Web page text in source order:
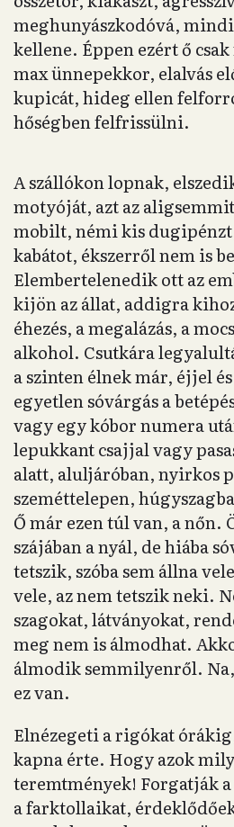
meghunyászkodóvá,
kellene. Éppen ezért ő
max ünnepekkor, elalvás
kupicát, hideg ellen
hőségben felfrissülni.
A szállókon lopnak,
motyóját, azt az
mobilt, némi kis
kabátot, ékszerről nem is
Elembertelenedik ott az
kijön az állat, addigra
éhezés, a megalázás, a
alkohol. Csutkára
a szinten élnek már, éjjel
egyetlen sóvárgás a
vagy egy kóbor numera
lepukkant csajjal vagy
alatt, aluljáróban, nyirkos
szeméttelepen,
Ő már ezen túl van, a nőn.
szájában a nyál, de hiába
tetszik, szóba sem állna
vele, az nem tetszik neki.
szagokat, látványokat,
meg nem is álmodhat.
álmodik semmilyenről.
ez van.
Elnézegeti a rigókat
kapna érte. Hogy azok
teremtmények! Forgatják
a farktollaikat,